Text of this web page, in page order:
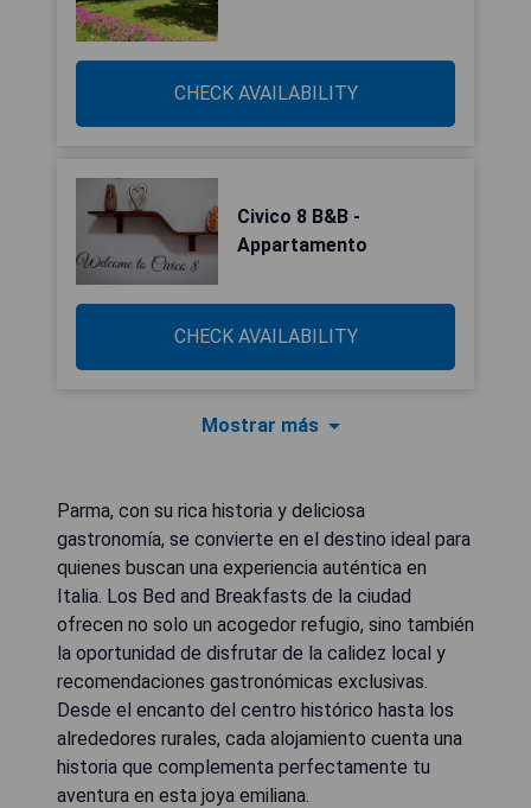
CHECK AVAILABILITY
Civico 8 B&B -
Appartamento
CHECK AVAILABILITY
Mostrar más
Parma, con su rica historia y deliciosa
gastronomía, se convierte en el destino ideal para
quienes buscan una experiencia auténtica en
Italia. Los Bed and Breakfasts de la ciudad
ofrecen no solo un acogedor refugio, sino también
la oportunidad de disfrutar de la calidez local y
recomendaciones gastronómicas exclusivas.
Desde el encanto del centro histórico hasta los
alrededores rurales, cada alojamiento cuenta una
historia que complementa perfectamente tu
aventura en esta joya emiliana.